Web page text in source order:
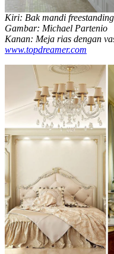
Kiri: Bak mandi
Gambar: Michael Partenio
Kanan: Meja rias dengan
www.topdreamer.com